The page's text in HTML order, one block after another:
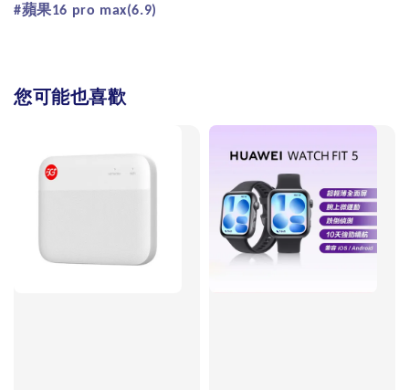
#蘋果16 pro max(6.9)
您可能也喜歡